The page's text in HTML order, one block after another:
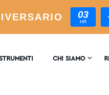
03
HR
CHI SIAMO